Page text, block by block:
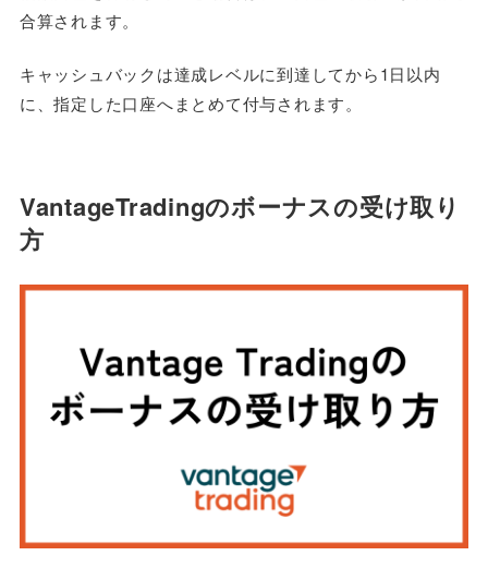
合算されます。
キャッシュバックは達成レベルに到達してから1日以内
に、指定した口座へまとめて付与されます。
VantageTradingのボーナスの受け取り
方